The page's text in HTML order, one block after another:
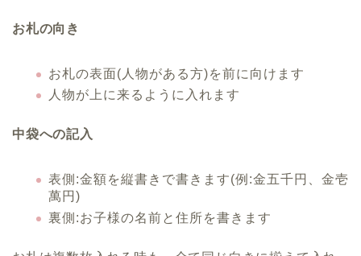
お札の向き
お札の表面(人物がある方)を前に向けます
人物が上に来るように入れます
中袋への記入
表側:金額を縦書きで書きます(例:金五千円、金壱
萬円)
裏側:お子様の名前と住所を書きます